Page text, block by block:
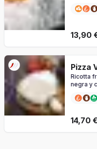
13,90
Pizza
Ricotta
negra y
14,70 €